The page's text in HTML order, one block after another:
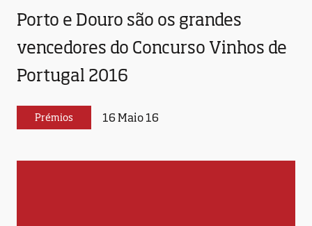
Porto e Douro são os grandes
vencedores do Concurso Vinhos de
Portugal 2016
Prémios 16 Maio 16